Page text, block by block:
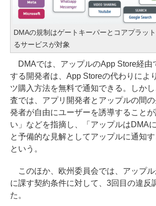
DMAの規制はゲートキーパーとコアプラッ
るサービスが対象
DMAでは、アップルのApp Store経由
する開発者は、App Storeの代わりによ
ツ購入方法を無料で通知できる。しか
査では、アプリ開発者とアップルの間
発者が自由にユーザーを誘導すること
い」などを指摘し、「アップルはDMA
と予備的な見解としてアップルに通知
という。
このほか、欧州委員会では、アップ
に課す契約条件に対して、3回目の違反
た。